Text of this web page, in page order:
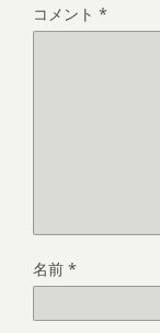
コメント *
名前 *